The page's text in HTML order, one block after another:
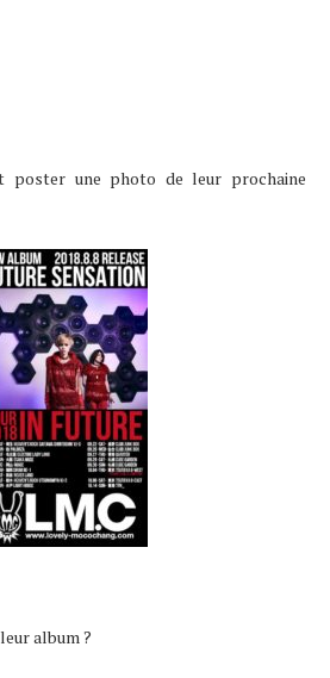
poster une photo de leur prochaine
album ?